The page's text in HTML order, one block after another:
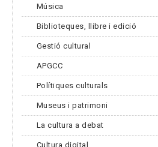
Música
Biblioteques, llibre i edició
Gestió cultural
APGCC
Polítiques culturals
Museus i patrimoni
La cultura a debat
Cultura digital